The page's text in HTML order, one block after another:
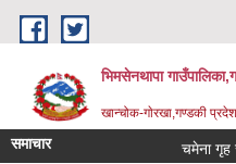
Skip to main content
भिमसेनथापा
खान्चोक-गाेरखा,गण्डकी
समाचार चमेना गृह